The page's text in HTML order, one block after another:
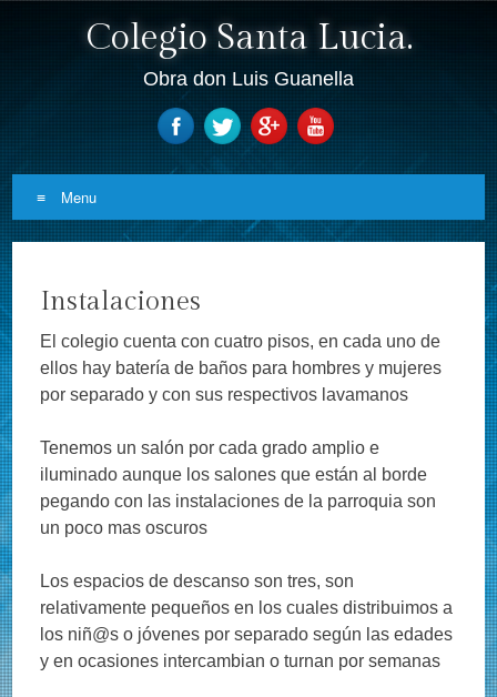
Colegio Santa Lucia.
Obra don Luis Guanella
Menu
Instalaciones
El colegio cuenta con cuatro pisos, en cada uno de
ellos hay batería de baños para hombres y mujeres
por separado y con sus respectivos lavamanos
Tenemos un salón por cada grado amplio e
iluminado aunque los salones que están al borde
pegando con las instalaciones de la parroquia son
un poco mas oscuros
Los espacios de descanso son tres, son
relativamente pequeños en los cuales distribuimos a
los niñ@s o jóvenes por separado según las edades
y en ocasiones intercambian o turnan por semanas